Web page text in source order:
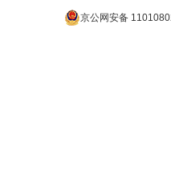
京公网安备